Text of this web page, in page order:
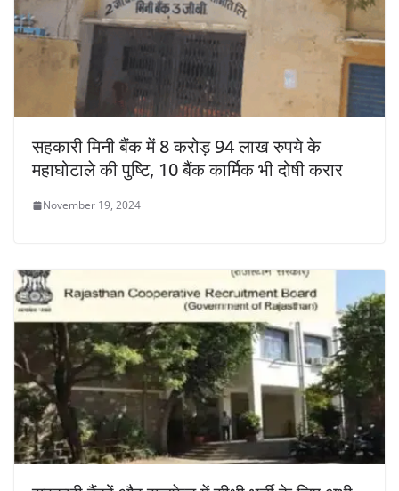
सहकारी मिनी बैंक में 8 करोड़ 94 लाख रुपये के
महाघोटाले की पुष्टि, 10 बैंक कार्मिक भी दोषी करार
November 19, 2024